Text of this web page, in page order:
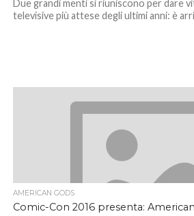
Due grandi menti si riuniscono per dare
televisive più attese degli ultimi anni: è
AMERICAN GODS
Comic-Con 2016 presenta: